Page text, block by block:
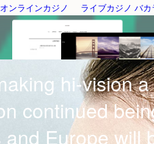
オンラインカジノ ライブカジノ バカ